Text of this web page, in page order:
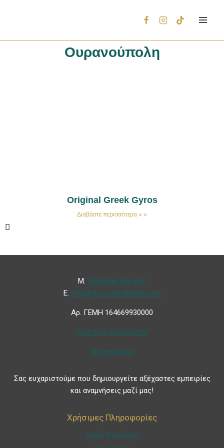
Ουρανούπολη
Original Greek Gyros
Διαβάστε περισσότερα » »
Μ. +30 6936 846 647
Ε. info@discoverhalkidiki.com
Αρ. ΓΕΜΗ 164669930000
Πολιτική Απορρήτου
Νοσοκομεία
Σας ευχαριστούμε που δημιουργείτε αξέχαστες εμπειρίες
και αναμνήσεις μαζί μας!
Χρήσιμες Πληροφορίες
Τιμές Καυσίμων